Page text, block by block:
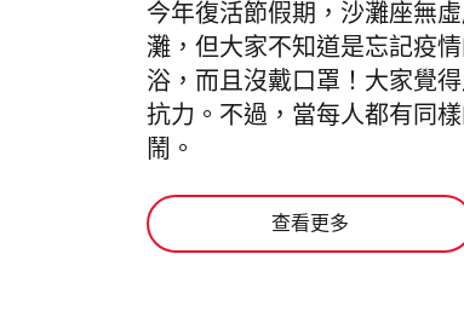
今年復活節假期，沙灘座無
灘，但大家不知道是忘記疫
浴，而且沒戴口罩！大家覺
抗力。不過，當每人都有同
鬧。
查看更多